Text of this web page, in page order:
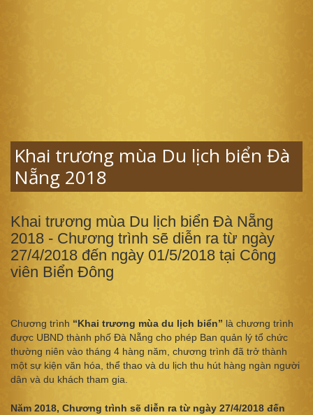
Khai trương mùa Du lịch biển Đà
Nẵng 2018
Khai trương mùa Du lịch biển Đà Nẵng
2018 - Chương trình sẽ diễn ra từ ngày
27/4/2018 đến ngày 01/5/2018 tại Công
viên Biển Đông
Chương trình “Khai trương mùa du lịch biển” là chương trình
được UBND thành phố Đà Nẵng cho phép Ban quản lý tổ chức
thường niên vào tháng 4 hàng năm, chương trình đã trở thành
một sự kiện văn hóa, thể thao và du lịch thu hút hàng ngàn người
dân và du khách tham gia.
Năm 2018, Chương trình sẽ diễn ra từ ngày 27/4/2018 đến